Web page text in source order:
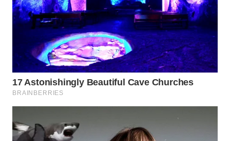
WN
TAPANULI
WN
TANJUNG
LESUNG
WN